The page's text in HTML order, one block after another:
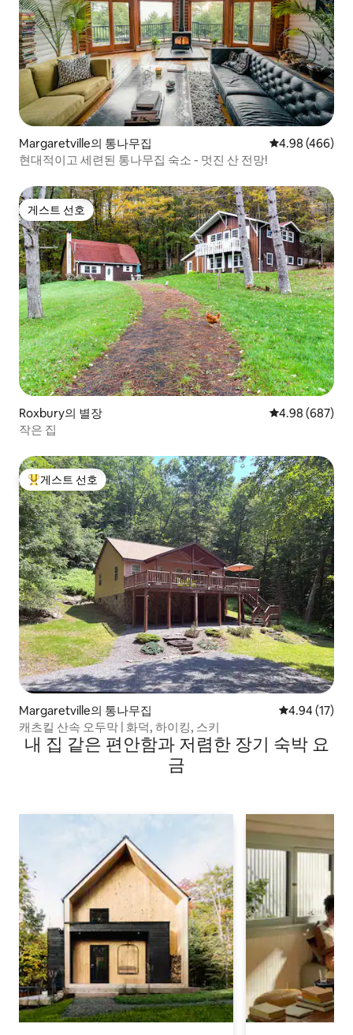
Margaretville의 통나무집 평점 4.98점(5
4.98 (466)
현대적이고 세련된 통나무집 숙소 - 멋진 산 전망!
게스트 선호
게스트 선호
Roxbury의 별장 평점 4.98점(5
4.98 (687)
작은 집
상위 게스트 선호
게스트 선호
Margaretville의 통나무집 평점 4.94점
4.94 (17)
캐츠킬 산속 오두막 | 화덕, 하이킹, 스키
내 집 같은 편안함과 저렴한 장기 숙박 요
금